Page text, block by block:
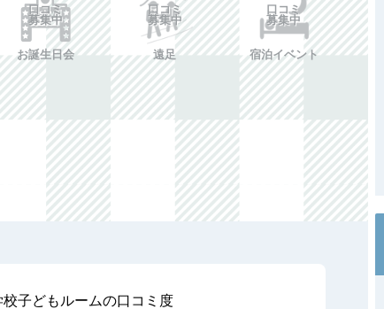
口コミ
募集中
お誕生日会
口コミ
募集中
遠足
口コミ
募集中
宿泊イベント
校子どもルームの口コミ度